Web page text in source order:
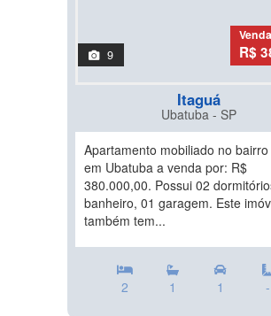
9
Venda
R$
Itaguá
Ubatuba - SP
Apartamento mobiliado no
em Ubatuba a venda por: R$
380.000,00. Possui 02
banheiro, 01 garagem. Este
também tem...
2 1 1 -